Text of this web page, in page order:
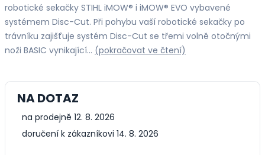
robotické sekačky STIHL iMOW® i iMOW® EVO vybavené
systémem Disc-Cut. Při pohybu vaší robotické sekačky po
trávníku zajišťuje systém Disc-Cut se třemi volně otočnými
noži BASIC vynikající… (pokračovat ve čtení)
NA DOTAZ
na prodejně 12. 8. 2026
doručení k zákazníkovi 14. 8. 2026